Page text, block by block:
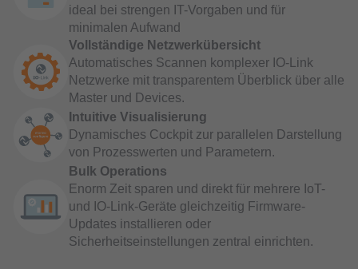
ideal bei strengen IT-Vorgaben und für
minimalen Aufwand
Vollständige Netzwerkübersicht
Automatisches Scannen komplexer IO-Link
Netzwerke mit transparentem Überblick über alle
Master und Devices.
Intuitive Visualisierung
Dynamisches Cockpit zur parallelen Darstellung
von Prozesswerten und Parametern.
Bulk Operations
Enorm Zeit sparen und direkt für mehrere IoT-
und IO-Link-Geräte gleichzeitig Firmware-
Updates installieren oder
Sicherheitseinstellungen zentral einrichten.